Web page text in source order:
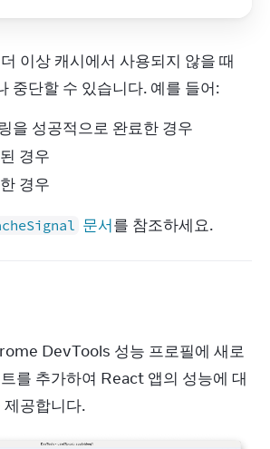
이상 캐시에서 사용되지 않을 때
중단할 수 있습니다. 예를 들어:
을 성공적으로 완료한 경우
경우
경우
문서를 참조하세요.
DevTools 성능 프로필에 새로
를 추가하여 React 앱의 성능에 대
제공합니다.